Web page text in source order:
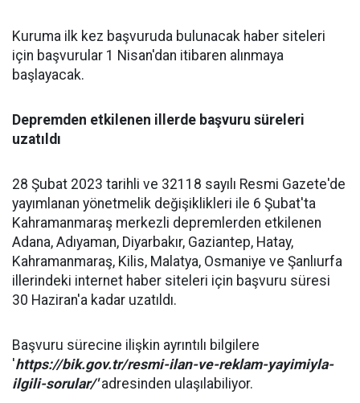
Kuruma ilk kez başvuruda bulunacak haber siteleri
için başvurular 1 Nisan'dan itibaren alınmaya
başlayacak.
Depremden etkilenen illerde başvuru süreleri
uzatıldı
28 Şubat 2023 tarihli ve 32118 sayılı Resmi Gazete'de
yayımlanan yönetmelik değişiklikleri ile 6 Şubat'ta
Kahramanmaraş merkezli depremlerden etkilenen
Adana, Adıyaman, Diyarbakır, Gaziantep, Hatay,
Kahramanmaraş, Kilis, Malatya, Osmaniye ve Şanlıurfa
illerindeki internet haber siteleri için başvuru süresi
30 Haziran'a kadar uzatıldı.
Başvuru sürecine ilişkin ayrıntılı bilgilere
'https://bik.gov.tr/resmi-ilan-ve-reklam-yayimiyla-
ilgili-sorular/'adresinden ulaşılabiliyor.